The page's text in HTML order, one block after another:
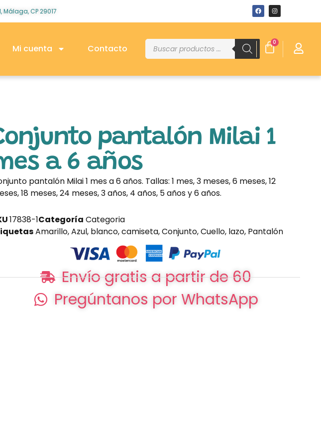
Málaga, CP 29017
Mi cuenta Contacto
0
pantalón Milai 1
a 6 años
pantalón Milai 1 mes a 6 años. Tallas: 1 mes, 3 meses, 6 meses, 12
18 meses, 24 meses, 3 años, 4 años, 5 años y 6 años.
17838-1Categoría Categoria
Amarillo,Azul, blanco,camiseta,Conjunto,Cuello, lazo, Pantalón
Envío gratis a partir de 60
Pregúntanos por WhatsApp